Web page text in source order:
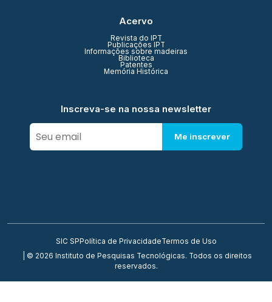
Acervo
Revista do IPT
Publicações IPT
Informações sobre madeiras
Biblioteca
Patentes
Memória Histórica
Inscreva-se na nossa newsletter
Me inscrever
SIC SP Política de PrivacidadeTermos de Uso
| © 2026 Instituto de Pesquisas Tecnológicas. Todos os direitos
reservados.